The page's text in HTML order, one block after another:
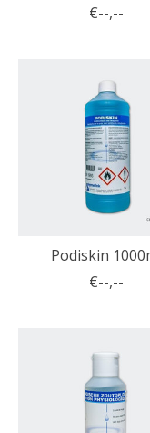
€--,--
Podiskin
€--,--